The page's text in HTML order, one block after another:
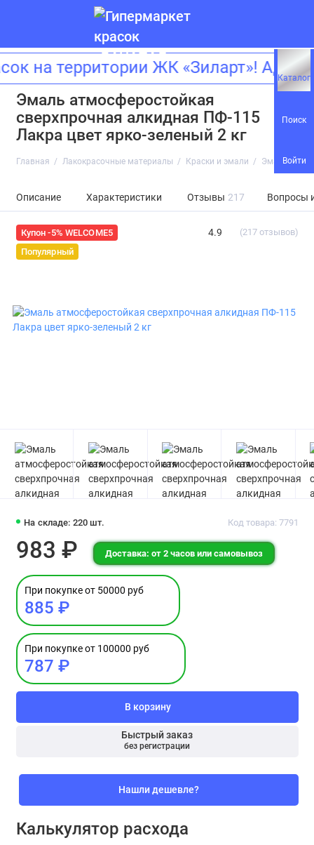
Каталог
Поиск
Войти
территории ЖК «Зиларт»!
Эмаль атмосферостойкая
сверхпрочная алкидная ПФ-115
Лакра цвет ярко-зеленый 2 кг
Главная Лакокрасочные материалы Краски и эмали Эмаль
Описание Характеристики Отзывы 217 Вопросы
Купон -5% WELCOME5
Популярный
4.9 (217 отзывов)
На складе: 220 шт. Код товара: 7791
983 ₽ Доставка: от 2 часов или самовывоз
При покупке от 50000 руб
885 ₽
При покупке от 100000 руб
787 ₽
В корзину
Быстрый заказ
без регистрации
Нашли дешевле?
Калькулятор расхода